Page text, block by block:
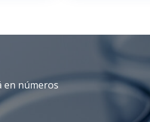
en números